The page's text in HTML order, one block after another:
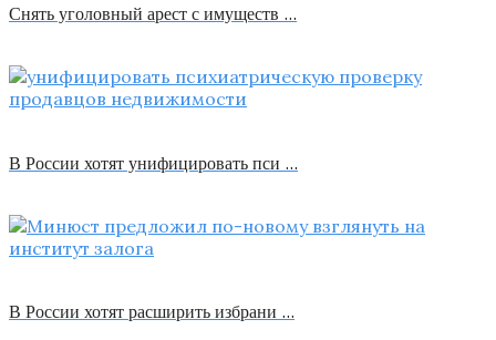
Снять уголовный арест с имуществ …
В России хотят унифицировать пси …
В России хотят расширить избрани …